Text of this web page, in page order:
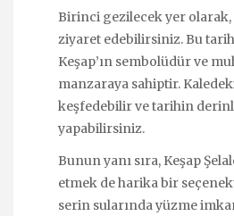
Birinci gezilecek yer olarak,
ziyaret edebilirsiniz. Bu
Keşap’ın sembolüdür ve
manzaraya sahiptir.
keşfedebilir ve tarihin
yapabilirsiniz.
Bunun yanı sıra, Keşap
etmek de harika bir
serin sularında yüzme